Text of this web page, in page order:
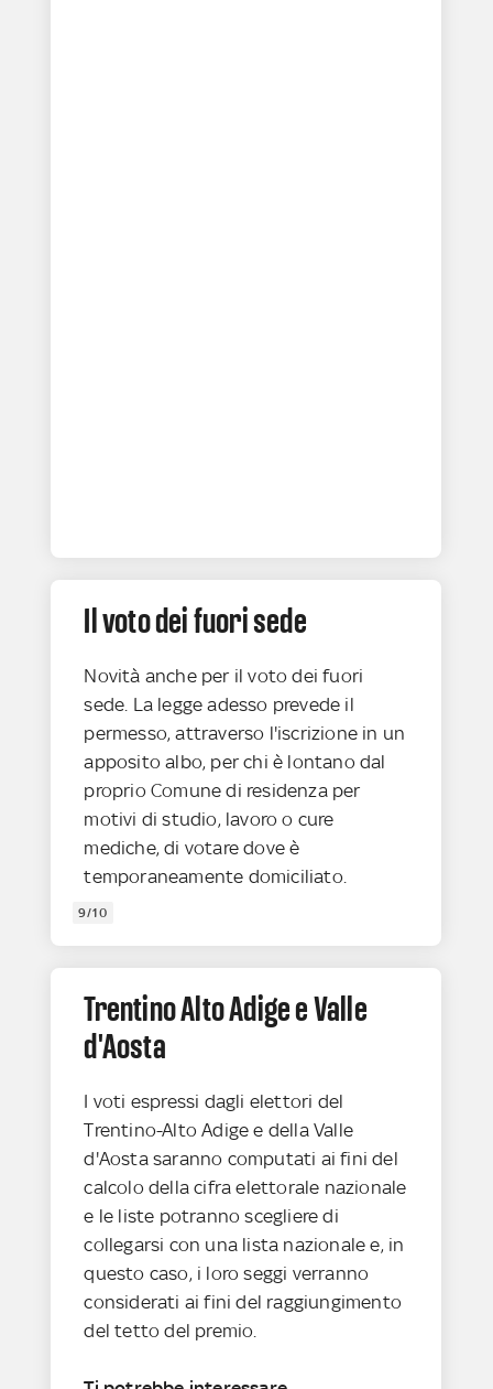
Il voto dei fuori sede
Novità anche per il voto dei fuori
sede. La legge adesso prevede il
permesso, attraverso l'iscrizione in un
apposito albo, per chi è lontano dal
proprio Comune di residenza per
motivi di studio, lavoro o cure
mediche, di votare dove è
temporaneamente domiciliato.
9/10
Trentino Alto Adige e Valle
d'Aosta
I voti espressi dagli elettori del
Trentino-Alto Adige e della Valle
d'Aosta saranno computati ai fini del
calcolo della cifra elettorale nazionale
e le liste potranno scegliere di
collegarsi con una lista nazionale e, in
questo caso, i loro seggi verranno
considerati ai fini del raggiungimento
del tetto del premio.